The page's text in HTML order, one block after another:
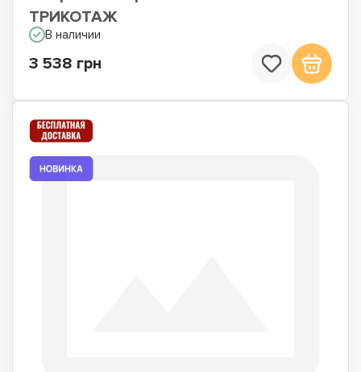
ТРИКОТАЖ
В наличии
3 538 грн